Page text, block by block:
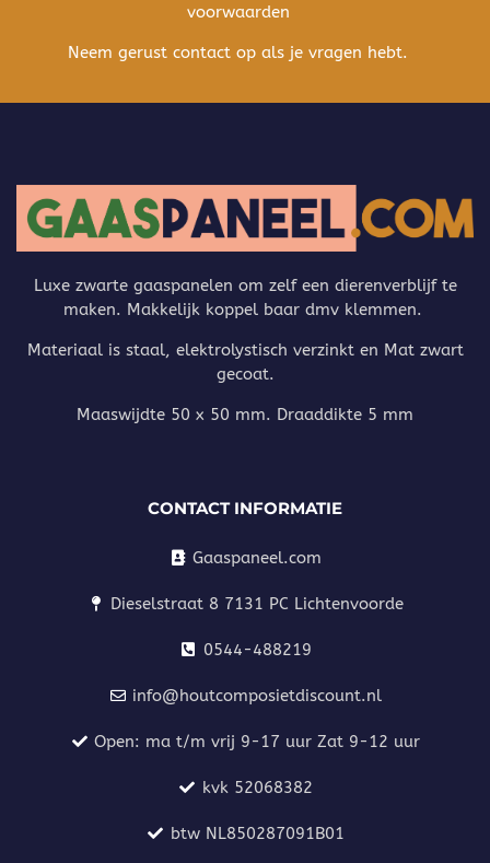
voorwaarden
Neem gerust contact op als je vragen hebt.
Luxe zwarte gaaspanelen om zelf een dierenverblijf te
maken. Makkelijk koppel baar dmv klemmen.
Materiaal is staal, elektrolystisch verzinkt en Mat zwart
gecoat.
Maaswijdte 50 x 50 mm. Draaddikte 5 mm
CONTACT INFORMATIE
Gaaspaneel.com
Dieselstraat 8 7131 PC Lichtenvoorde
0544-488219
info@houtcomposietdiscount.nl
Open: ma t/m vrij 9-17 uur Zat 9-12 uur
kvk 52068382
btw NL850287091B01